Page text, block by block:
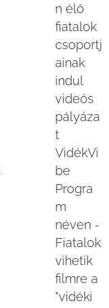
n élő
fiatalok
csoportj
ainak
indul
videós
pályáza
t
VidékVi
be
Progra
m
néven -
Fiatalok
vihetik
filmre a
"vidéki